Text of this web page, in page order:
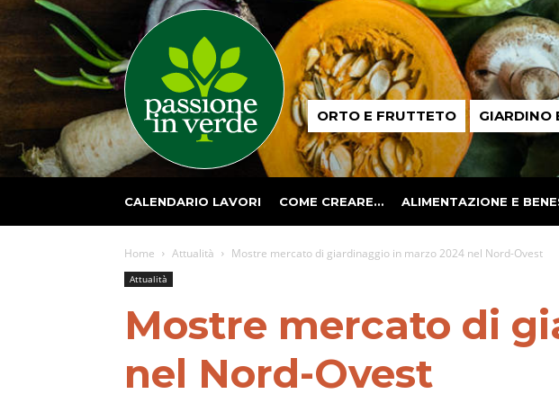
Passione
in ORTO E FRUTTETO GIARDINO
CALENDARIO LAVORI COME CREARE… ALIMENTAZIONE E
Home Attualità Mostre mercato di giardinaggio in marzo 2024 nel Nord-Ovest
Attualità
Mostre mercato di
nel Nord-Ovest